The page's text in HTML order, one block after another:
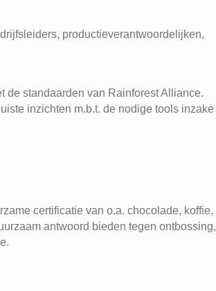
productieverantwoordelijken,
de standaarden van Rainforest Alliance.
inzichten m.b.t. de nodige tools inzake
certificatie van o.a. chocolade, koffie,
antwoord bieden tegen ontbossing,